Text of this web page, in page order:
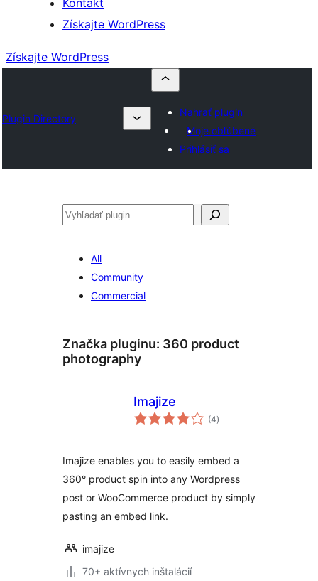
Kontakt
Získajte WordPress
Získajte WordPress
Plugin Directory
Nahrať plugin
Moje obľúbené
Prihlásiť sa
Hľadať
All
Community
Commercial
Značka pluginu: 360 product
photography
Imajize
(4celkové
hodnotenie
)
Imajize enables you to easily embed a
360° product spin into any Wordpress
post or WooCommerce product by simply
pasting an embed link.
imajize
70+ aktívnych inštalácií